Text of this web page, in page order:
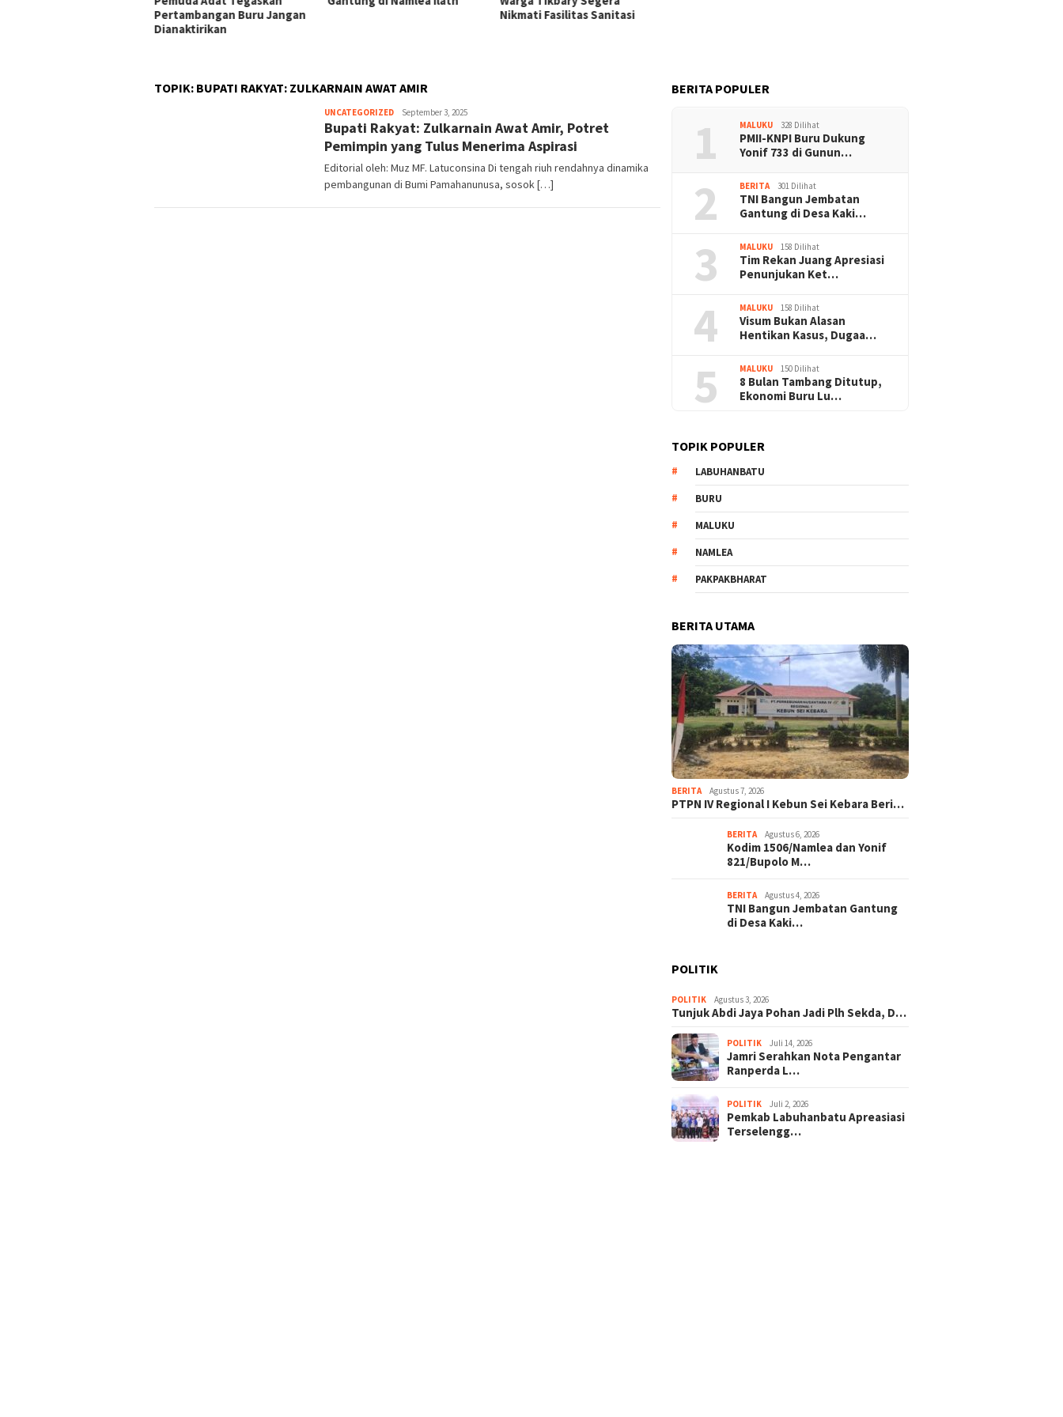
Pertambangan Buru Jangan
Nikmati Fasilitas Sanitasi
Korban Minta Polisi
TOPIK: BUPATI RAKYAT: ZULKARNAIN AWAT AMIR
UNCATEGORIZEDHerman.
Damanik
September 3, 2025
Bupati Rakyat: Zulkarnain Awat Amir, Potret
Pemimpin yang Tulus Menerima Aspirasi
Editorial oleh: Muz MF. Latuconsina Di tengah riuh rendahnya dinamika
pembangunan di Bumi Pamahanunusa, sosok […]
BERITA POPULER
1 MALUKU 328 Dilihat
PMII-KNPI Buru Dukung
Yonif 733 di Gunun…
2 BERITA 301 Dilihat
TNI Bangun Jembatan
Gantung di Desa Kaki…
3 MALUKU 158 Dilihat
Tim Rekan Juang Apresiasi
Penunjukan Ket…
4 MALUKU 158 Dilihat
Visum Bukan Alasan
Hentikan Kasus, Dugaa…
5 MALUKU 150 Dilihat
8 Bulan Tambang Ditutup,
Ekonomi Buru Lu…
TOPIK POPULER
LABUHANBATU
BURU
MALUKU
NAMLEA
PAKPAKBHARAT
BERITA UTAMA
BERITA Agustus 7, 2026
PTPN IV Regional I Kebun Sei Kebara Beri…
BERITA Agustus 6, 2026
Kodim 1506/Namlea dan Yonif
821/Bupolo M…
BERITA Agustus 4, 2026
TNI Bangun Jembatan Gantung
di Desa Kaki…
POLITIK
POLITIK Agustus 3, 2026
Tunjuk Abdi Jaya Pohan Jadi Plh Sekda, D…
POLITIK Juli 14, 2026
Jamri Serahkan Nota Pengantar
Ranperda L…
POLITIK Juli 2, 2026
Pemkab Labuhanbatu Apreasiasi
Terselengg…